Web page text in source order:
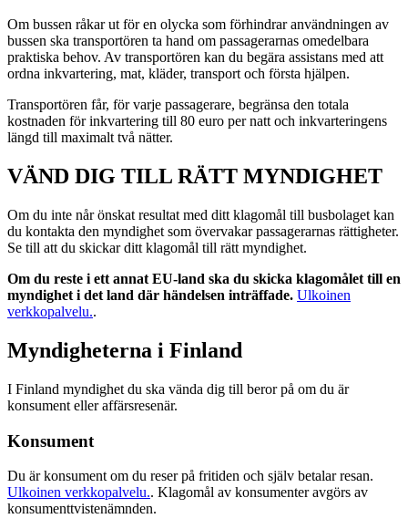
Om bussen råkar ut för en olycka som förhindrar användningen av
bussen ska transportören ta hand om passagerarnas omedelbara
praktiska behov. Av transportören kan du begära assistans med att
ordna inkvartering, mat, kläder, transport och första hjälpen.
Transportören får, för varje passagerare, begränsa den totala
kostnaden för inkvartering till 80 euro per natt och inkvarteringens
längd till maximalt två nätter.
VÄND DIG TILL RÄTT MYNDIGHET
Om du inte når önskat resultat med ditt klagomål till busbolaget kan
du kontakta den myndighet som övervakar passagerarnas rättigheter.
Se till att du skickar ditt klagomål till rätt myndighet.
Om du reste i ett annat EU-land ska du skicka klagomålet till en
myndighet i det land där händelsen inträffade. Ulkoinen
verkkopalvelu..
Myndigheterna i Finland
I Finland myndighet du ska vända dig till beror på om du är
konsument eller affärsresenär.
Konsument
Du är konsument om du reser på fritiden och själv betalar resan.
Ulkoinen verkkopalvelu.. Klagomål av konsumenter avgörs av
konsumenttvistenämnden.